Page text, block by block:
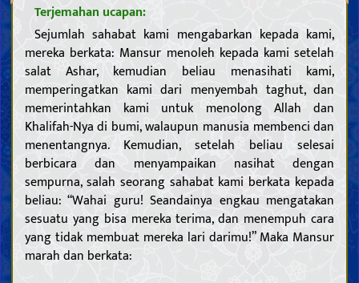
Terjemahan ucapan:
Sejumlah sahabat kami mengabarkan kepada kami,
mereka berkata: Mansur menoleh kepada kami setelah
salat Ashar, kemudian beliau menasihati kami,
memperingatkan kami dari menyembah taghut, dan
memerintahkan kami untuk menolong Allah dan
Khalifah-Nya di bumi, walaupun manusia membenci dan
menentangnya. Kemudian, setelah beliau selesai
berbicara dan menyampaikan nasihat dengan
sempurna, salah seorang sahabat kami berkata kepada
beliau: “Wahai guru! Seandainya engkau mengatakan
sesuatu yang bisa mereka terima, dan menempuh cara
yang tidak membuat mereka lari darimu!” Maka Mansur
marah dan berkata: